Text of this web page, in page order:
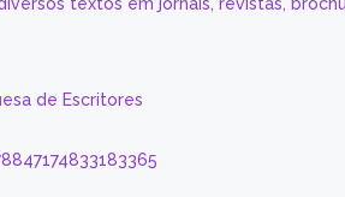
de Escritores